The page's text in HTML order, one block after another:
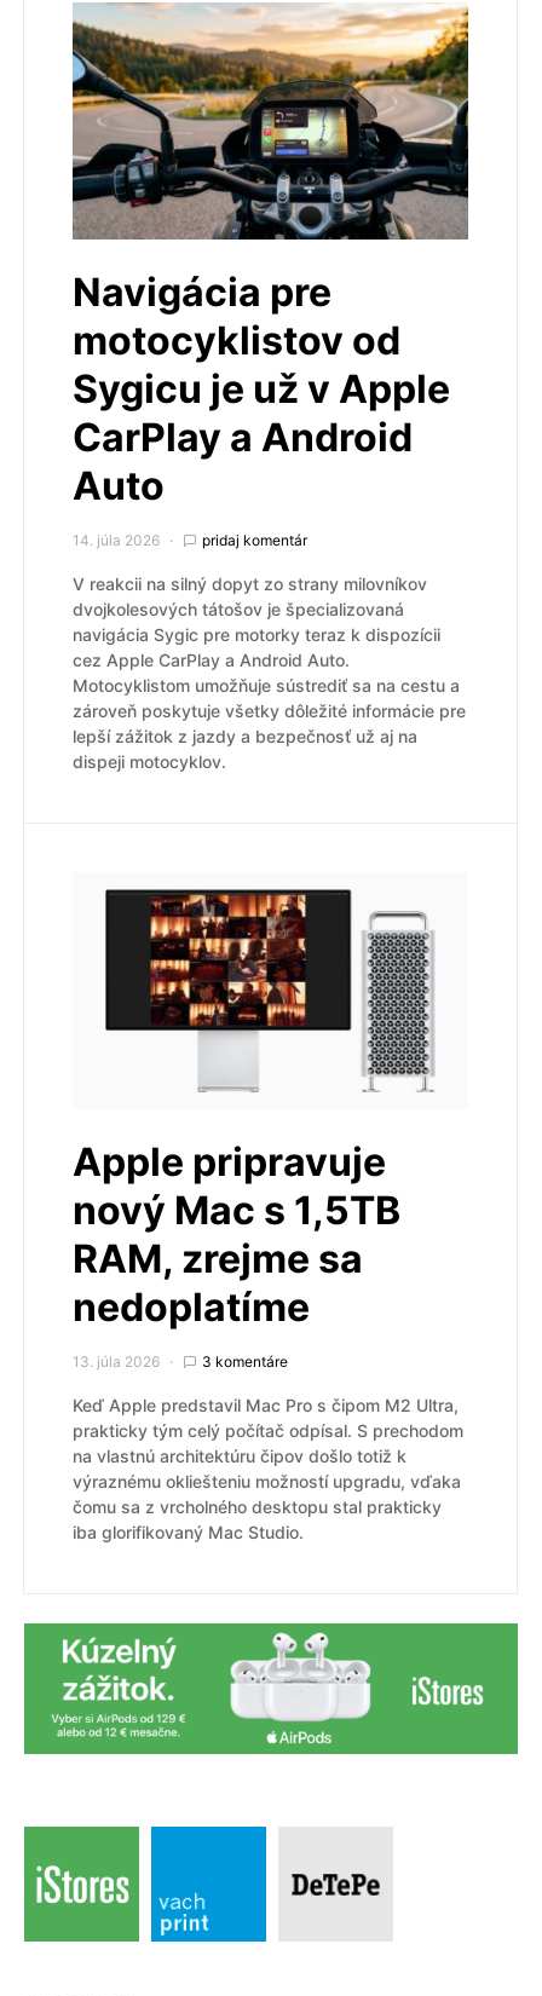
Navigácia pre
motocyklistov od
Sygicu je už v Apple
CarPlay a Android
Auto
14. júla 2026 pridaj komentár
V reakcii na silný dopyt zo strany milovníkov
dvojkolesových tátošov je špecializovaná
navigácia Sygic pre motorky teraz k dispozícii
cez Apple CarPlay a Android Auto.
Motocyklistom umožňuje sústrediť sa na cestu a
zároveň poskytuje všetky dôležité informácie pre
lepší zážitok z jazdy a bezpečnosť už aj na
dispeji motocyklov.
Apple pripravuje
nový Mac s 1,5TB
RAM, zrejme sa
nedoplatíme
13. júla 2026 3 komentáre
Keď Apple predstavil Mac Pro s čipom M2 Ultra,
prakticky tým celý počítač odpísal. S prechodom
na vlastnú architektúru čipov došlo totiž k
výraznému okliešteniu možností upgradu, vďaka
čomu sa z vrcholného desktopu stal prakticky
iba glorifikovaný Mac Studio.